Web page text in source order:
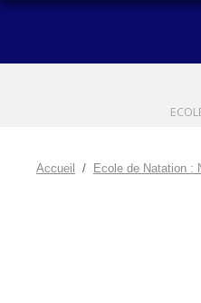
Accueil Ecole de Natation :